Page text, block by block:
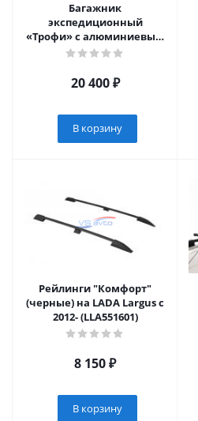
Багажник
экспедиционный
«Трофи» с алюминиевым
листом Лада Ларгус (арт.
20 400₽
В корзину
Рейлинги "Комфорт"
(черные) на LADA Largus с
2012- (LLA551601)
8 150₽
В корзину